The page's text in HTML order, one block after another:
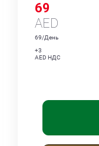
69
AED
69/День
+3
AED НДС